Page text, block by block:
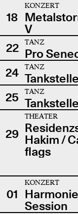
18
KONZERT
V
22
TANZ
Pro
24
TANZ
25
TANZ
29
THEATER
Hakim /
flags
01
KONZERT
Session